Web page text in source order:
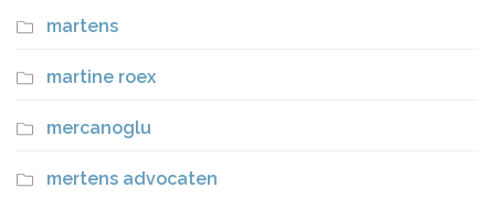
martens
martine roex
mercanoglu
mertens advocaten